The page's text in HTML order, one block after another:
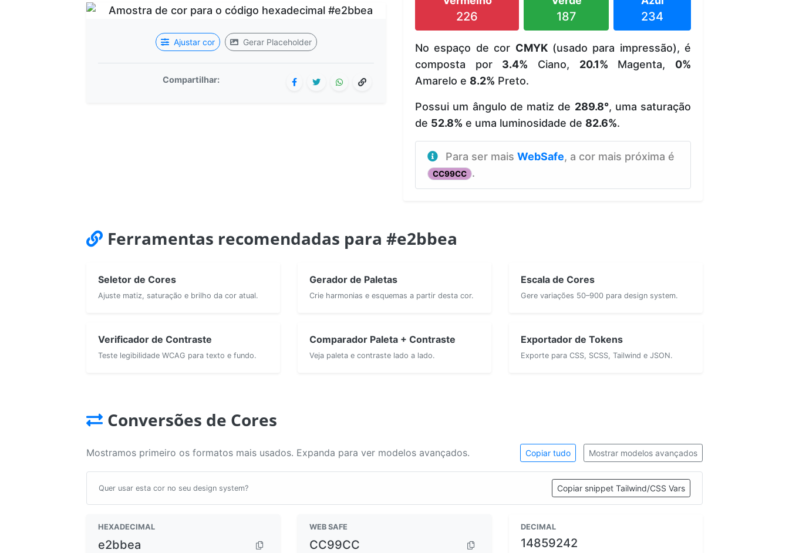
Ajustar cor Gerar Placeholder
Compartilhar:
226 187 234
No espaço de cor CMYK(usado para impressão), é
composta por 3.4% Ciano, 20.1% Magenta, 0%
Amarelo e 8.2% Preto.
Possui um ângulo de matiz de 289.8°, uma saturação
de 52.8% e uma luminosidade de 82.6%.
Para ser mais WebSafe, a cor mais próxima é
CC99CC .
Ferramentas recomendadas para #e2bbea
Seletor de Cores
Ajuste matiz, saturação e brilho da cor atual.
Gerador de Paletas
Crie harmonias e esquemas a partir desta cor.
Escala de Cores
Gere variações 50–900 para design system.
Verificador de Contraste
Teste legibilidade WCAG para texto e fundo.
Comparador Paleta + Contraste
Veja paleta e contraste lado a lado.
Exportador de Tokens
Exporte para CSS, SCSS, Tailwind e JSON.
Conversões de Cores
Mostramos primeiro os formatos mais usados. Expanda para ver modelos avançados. Copiar tudo Mostrar modelos avançados
Quer usar esta cor no seu design system? Copiar snippet Tailwind/CSS Vars
HEXADECIMAL
e2bbea
WEB SAFE
CC99CC
DECIMAL
14859242